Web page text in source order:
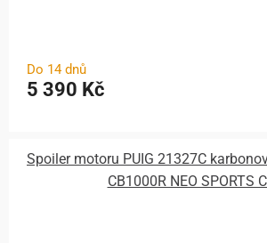
Do 14 dnů
5 390 Kč
Spoiler motoru PUIG 21327C
CB1000R NEO SPORTS